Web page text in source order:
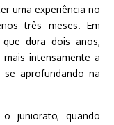
uma experiência no
três meses. Em
dura dois anos,
intensamente a
aprofundando na
juniorato, quando